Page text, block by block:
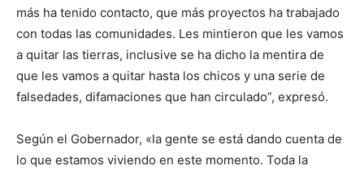
más ha tenido contacto, que más proyectos ha trabajado
con todas las comunidades. Les mintieron que les vamos
a quitar las tierras, inclusive se ha dicho la mentira de
que les vamos a quitar hasta los chicos y una serie de
falsedades, difamaciones que han circulado”, expresó.
Según el Gobernador, «la gente se está dando cuenta de
lo que estamos viviendo en este momento. Toda la